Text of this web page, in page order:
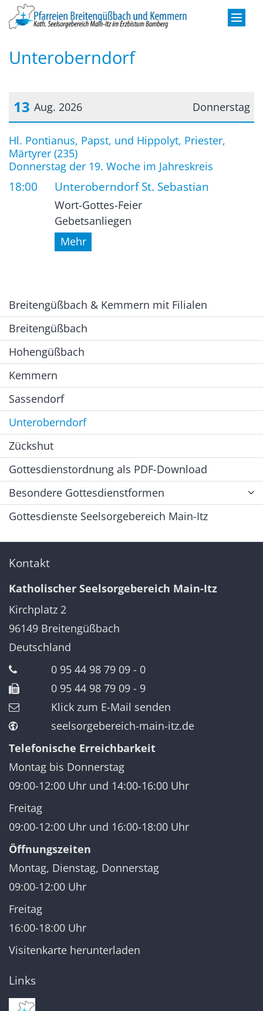
Zum Inhalt springen
Unteroberndorf
Donnerstag
13 Aug. 2026
Datum: 13. August 2026
Hl. Pontianus, Papst, und Hippolyt, Priester,
Märtyrer (235)
Donnerstag der 19. Woche im Jahreskreis
18:00 Unteroberndorf St. Sebastian
Wort-Gottes-Feier
Gebetsanliegen
Mehr
Breitengüßbach & Kemmern mit Filialen
Breitengüßbach
Hohengüßbach
Kemmern
Sassendorf
Unteroberndorf
Zückshut
Gottesdienstordnung als PDF-Download
Besondere Gottesdienstformen
Gottesdienste Seelsorgebereich Main-Itz
Kontakt
Katholischer Seelsorgebereich Main-Itz
Kirchplatz 2
96149 Breitengüßbach
Deutschland
0 95 44 98 79 09 - 0
0 95 44 98 79 09 - 9
Klick zum E-Mail senden
seelsorgebereich-main-itz.de
Telefonische Erreichbarkeit
Montag bis Donnerstag
09:00-12:00 Uhr und 14:00-16:00 Uhr
Freitag
09:00-12:00 Uhr und 16:00-18:00 Uhr
Öffnungszeiten
Montag, Dienstag, Donnerstag
09:00-12:00 Uhr
Freitag
16:00-18:00 Uhr
Visitenkarte herunterladen
Links